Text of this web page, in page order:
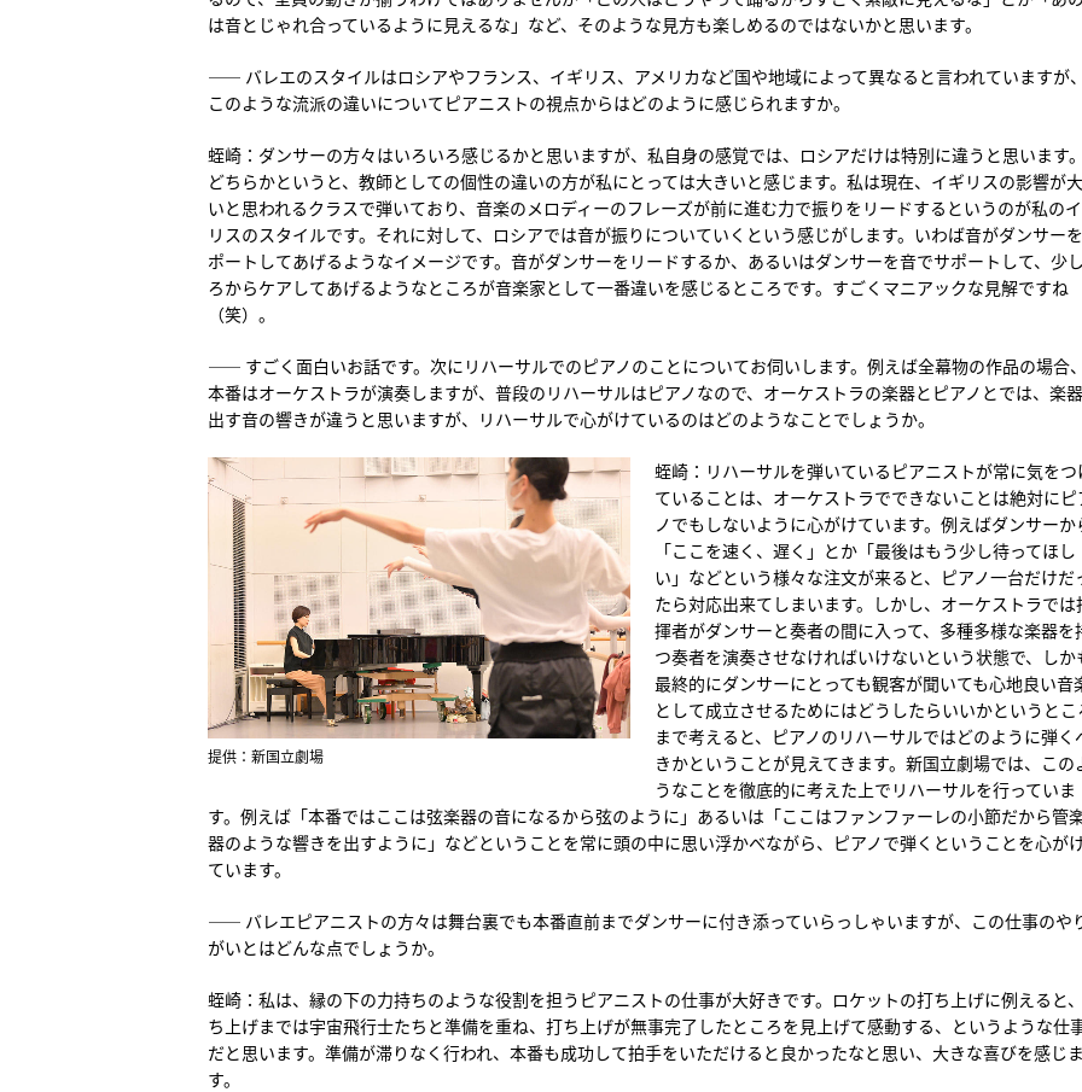
は音とじゃれ合っているように見えるな」など、そのような見方も楽しめるのではないかと思います。
―― バレエのスタイルはロシアやフランス、イギリス、アメリカなど国や地域によって異なると言われていますが、
このような流派の違いについてピアニストの視点からはどのように感じられますか。
蛭崎：ダンサーの方々はいろいろ感じるかと思いますが、私自身の感覚では、ロシアだけは特別に違うと思います。
どちらかというと、教師としての個性の違いの方が私にとっては大きいと感じます。私は現在、イギリスの影響が
いと思われるクラスで弾いており、音楽のメロディーのフレーズが前に進む力で振りをリードするというのが私の
リスのスタイルです。それに対して、ロシアでは音が振りについていくという感じがします。いわば音がダンサー
ポートしてあげるようなイメージです。音がダンサーをリードするか、あるいはダンサーを音でサポートして、少
ろからケアしてあげるようなところが音楽家として一番違いを感じるところです。すごくマニアックな見解ですね
（笑）。
―― すごく面白いお話です。次にリハーサルでのピアノのことについてお伺いします。例えば全幕物の作品の場合、
本番はオーケストラが演奏しますが、普段のリハーサルはピアノなので、オーケストラの楽器とピアノとでは、楽
出す音の響きが違うと思いますが、リハーサルで心がけているのはどのようなことでしょうか。
提供：新国立劇場
蛭崎：リハーサルを弾いているピアニストが常に気をつ
ていることは、オーケストラでできないことは絶対にピ
ノでもしないように心がけています。例えばダンサーか
「ここを速く、遅く」とか「最後はもう少し待ってほし
い」などという様々な注文が来ると、ピアノ一台だけだ
たら対応出来てしまいます。しかし、オーケストラでは
揮者がダンサーと奏者の間に入って、多種多様な楽器を
つ奏者を演奏させなければいけないという状態で、しか
最終的にダンサーにとっても観客が聞いても心地良い音
として成立させるためにはどうしたらいいかというとこ
まで考えると、ピアノのリハーサルではどのように弾く
きかということが見えてきます。新国立劇場では、この
うなことを徹底的に考えた上でリハーサルを行っていま
す。例えば「本番ではここは弦楽器の音になるから弦のように」あるいは「ここはファンファーレの小節だから管
器のような響きを出すように」などということを常に頭の中に思い浮かべながら、ピアノで弾くということを心が
ています。
―― バレエピアニストの方々は舞台裏でも本番直前までダンサーに付き添っていらっしゃいますが、この仕事のや
がいとはどんな点でしょうか。
蛭崎：私は、縁の下の力持ちのような役割を担うピアニストの仕事が大好きです。ロケットの打ち上げに例えると
ち上げまでは宇宙飛行士たちと準備を重ね、打ち上げが無事完了したところを見上げて感動する、というような仕
だと思います。準備が滞りなく行われ、本番も成功して拍手をいただけると良かったなと思い、大きな喜びを感じま
す。